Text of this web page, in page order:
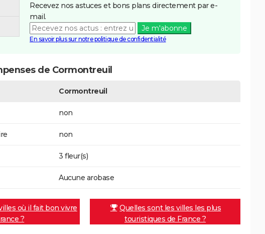
Recevez nos astuces et bons plans directement par e-
mail.
Je m'abonne
En savoir plus sur notre politique de confidentialité
de Cormontreuil
Cormontreuil
non
non
3 fleur(s)
Aucune arobase
où il fait bon vivre
?
Quelles sont les villes les plus
touristiques de France ?